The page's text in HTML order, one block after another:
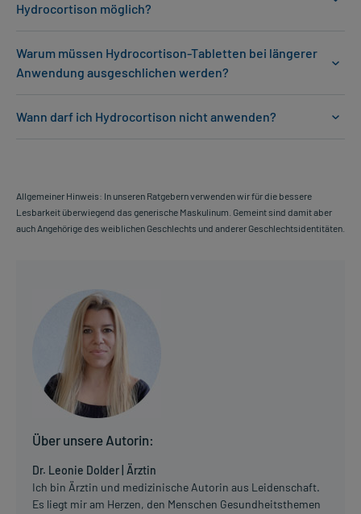
Hydrocortison möglich?
Warum müssen Hydrocortison-Tabletten bei längerer
Anwendung ausgeschlichen werden?
Wann darf ich Hydrocortison nicht anwenden?
Allgemeiner Hinweis: In unseren Ratgebern verwenden wir für die bessere
Lesbarkeit überwiegend das generische Maskulinum. Gemeint sind damit aber
auch Angehörige des weiblichen Geschlechts und anderer Geschlechtsidentitäten.
Über unsere Autorin:
Dr. Leonie Dolder | Ärztin
Ich bin Ärztin und medizinische Autorin aus Leidenschaft.
Es liegt mir am Herzen, den Menschen Gesundheitsthemen